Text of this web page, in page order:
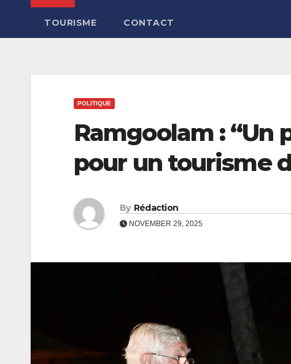
TOURISME CONTACT
POLITIQUE
Ramgoolam :
pour un tourisme
By Rédaction
NOVEMBER 29, 2025
Coopération